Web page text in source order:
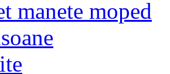
manete moped